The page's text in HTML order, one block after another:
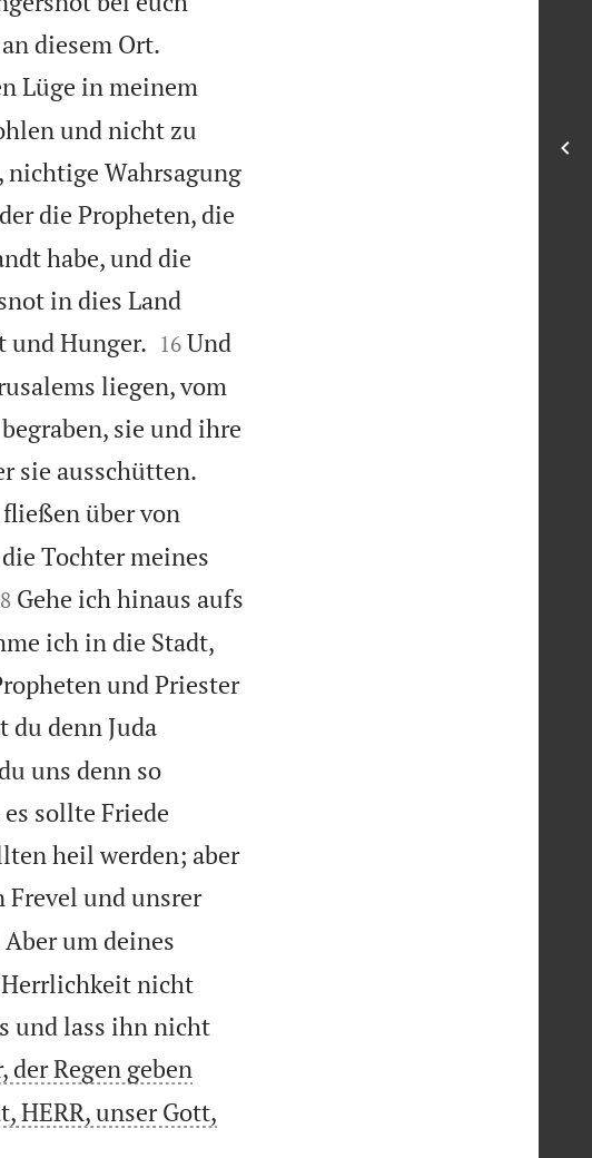
diesem Ort.
Lüge in meinem
und nicht zu
nichtige Wahrsagung
die Propheten, die
habe, und die
in dies Land
und Hunger.
16 Und
liegen, vom
sie und ihre
sie ausschütten.
über von
Tochter meines
Gehe ich hinaus aufs
ich in die Stadt,
und Priester
du denn Juda
uns denn so
sollte Friede
heil werden; aber
Frevel und unsrer
Aber um deines
nicht
und lass ihn nicht
Regen geben
HERR, unser Gott,